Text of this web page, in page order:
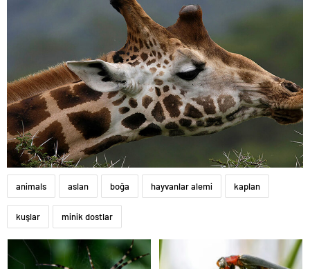
animals aslan boğa hayvanlar alemi kaplan
kuşlar minik dostlar